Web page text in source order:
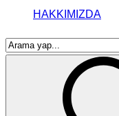
HAKKIMIZDA